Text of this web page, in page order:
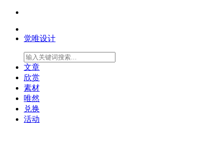
觉唯设计
文章
欣赏
素材
唯然
兑换
活动